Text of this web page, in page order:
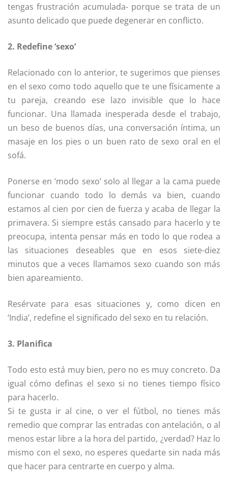
tengas frustración acumulada- porque se trata de un
asunto delicado que puede degenerar en conflicto.
2. Redefine ‘sexo’
Relacionado con lo anterior, te sugerimos que pienses
en el sexo como todo aquello que te une físicamente a
tu pareja, creando ese lazo invisible que lo hace
funcionar. Una llamada inesperada desde el trabajo,
un beso de buenos días, una conversación íntima, un
masaje en los pies o un buen rato de sexo oral en el
sofá.
Ponerse en ‘modo sexo’ solo al llegar a la cama puede
funcionar cuando todo lo demás va bien, cuando
estamos al cien por cien de fuerza y acaba de llegar la
primavera. Si siempre estás cansado para hacerlo y te
preocupa, intenta pensar más en todo lo que rodea a
las situaciones deseables que en esos siete-diez
minutos que a veces llamamos sexo cuando son más
bien apareamiento.
Resérvate para esas situaciones y, como dicen en
‘India’, redefine el significado del sexo en tu relación.
3. Planifica
Todo esto está muy bien, pero no es muy concreto. Da
igual cómo definas el sexo si no tienes tiempo físico
para hacerlo.
Si te gusta ir al cine, o ver el fútbol, no tienes más
remedio que comprar las entradas con antelación, o al
menos estar libre a la hora del partido, ¿verdad? Haz lo
mismo con el sexo, no esperes quedarte sin nada más
que hacer para centrarte en cuerpo y alma.